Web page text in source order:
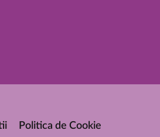
Politica de Cookie